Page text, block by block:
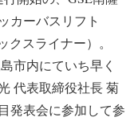
カーバスリフト
スライナー）。
市内にていち早く
代表取締役社長 菊
発表会に参加して参